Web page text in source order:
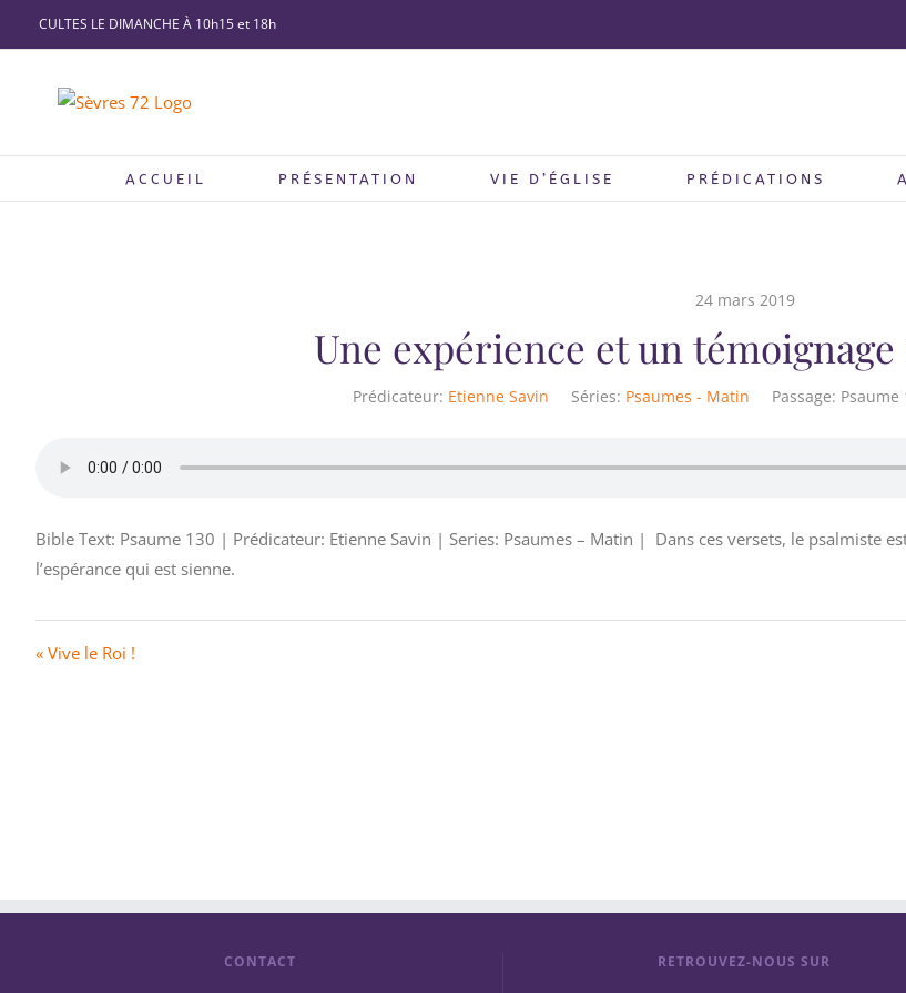
Passer
au
CULTES LE DIMANCHE À 10h15 et 18h
ACCUEIL PRÉSENTATION VIE D’ÉGLISE PRÉDICATIONS
24 mars 2019
Une expérience et un
Prédicateur: Etienne Savin Séries: Psaumes - Matin Passage: Psaume
Bible Text: Psaume 130 | Prédicateur: Etienne Savin | Series: Psaumes – Matin | Dans ces versets, le psalmiste
l’espérance qui est sienne.
« Vive le Roi !
CONTACT RETROUVEZ-NOUS SUR